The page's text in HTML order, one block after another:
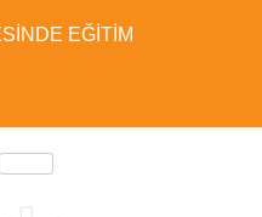
EĞİTİM